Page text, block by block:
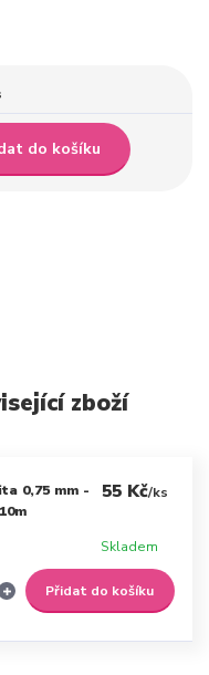
do košíku
zboží
0,75 mm -
55 Kč/ks
Skladem
Přidat do košíku